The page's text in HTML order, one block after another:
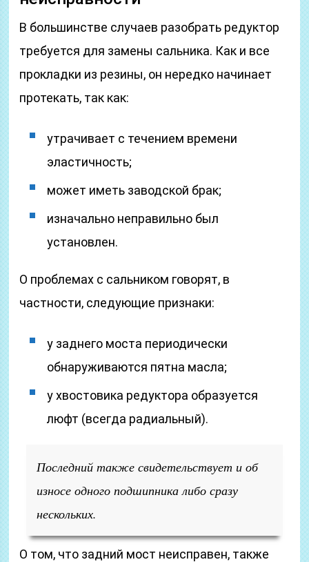
В большинстве случаев разобрать редуктор
требуется для замены сальника. Как и все
прокладки из резины, он нередко начинает
протекать, так как:
утрачивает с течением времени
эластичность;
может иметь заводской брак;
изначально неправильно был
установлен.
О проблемах с сальником говорят, в
частности, следующие признаки:
у заднего моста периодически
обнаруживаются пятна масла;
у хвостовика редуктора образуется
люфт (всегда радиальный).
Последний также свидетельствует и об
износе одного подшипника либо сразу
нескольких.
О том, что задний мост неисправен, также